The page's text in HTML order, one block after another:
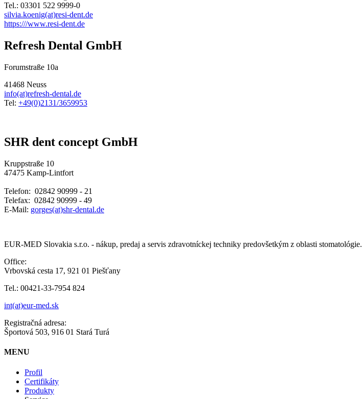
Tel.: 03301 522 9999-0
silvia.koenig(at)resi-dent.de
https:///www.resi-dent.de
Refresh Dental GmbH
Forumstraße 10a
41468 Neuss
info(at)refresh-dental.de
Tel: +49(0)2131/3659953
SHR dent concept GmbH
Kruppstraße 10
47475 Kamp-Lintfort
Telefon: 02842 90999 - 21
Telefax: 02842 90999 - 49
E-Mail: gorges(at)shr-dental.de
EUR-MED Slovakia s.r.o. - nákup, predaj a servis zdravotníckej techniky predovšetkým z oblasti stomatológie.
Office:
Vrbovská cesta 17, 921 01 Piešťany
Tel.: 00421-33-7954 824
int(at)eur-med.sk
Registračná adresa:
Športová 503, 916 01 Stará Turá
MENU
Profil
Certifikáty
Produkty